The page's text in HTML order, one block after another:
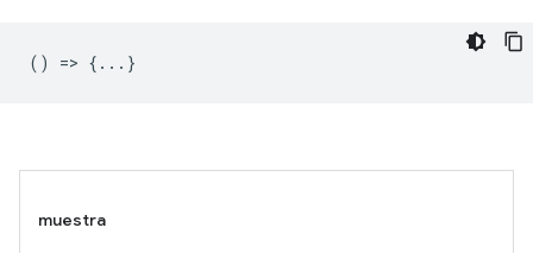
() => {...}
muestra